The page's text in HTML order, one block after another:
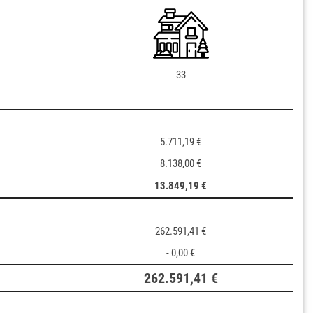
33
5.711,19 €
8.138,00 €
13.849,19 €
262.591,41 €
- 0,00 €
262.591,41 €